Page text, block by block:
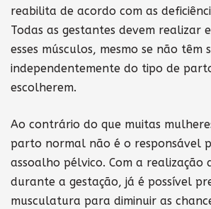
reabilita de acordo com as
Todas as gestantes devem realizar
esses músculos, mesmo se não têm
independentemente do tipo de
escolherem.
Ao contrário do que muitas
parto normal não é o responsável
assoalho pélvico. Com a realização
durante a gestação, já é possível
musculatura para diminuir as